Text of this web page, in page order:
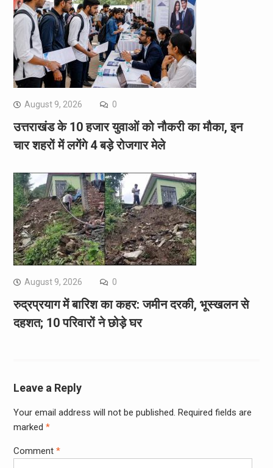
August 9, 2026 0
उत्तराखंड के 10 हजार युवाओं को नौकरी का मौका, इन
चार शहरों में लगेंगे 4 बड़े रोजगार मेले
August 9, 2026 0
रुद्रप्रयाग में बारिश का कहर: जमीन दरकी, भूस्खलन से
दहशत; 10 परिवारों ने छोड़े घर
Leave a Reply
Your email address will not be published. Required fields are
marked *
Comment *